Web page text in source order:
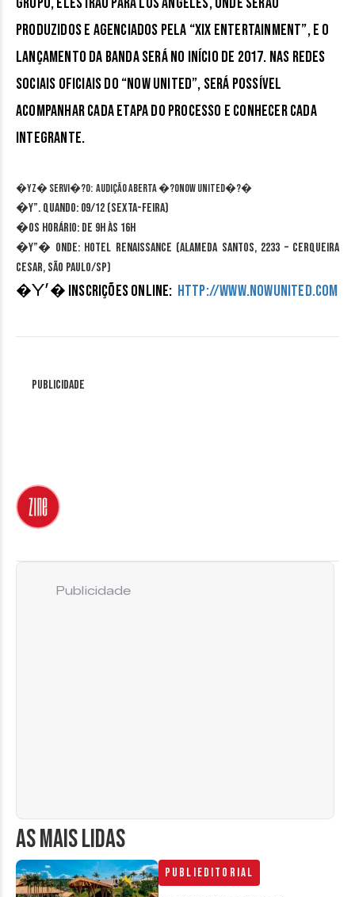
produzidos e agenciados pela “XIX Entertainment”, e o
lançamento da banda será no início de 2017. Nas redes
sociais oficiais do “Now United”, será possível
acompanhar cada etapa do processo e conhecer cada
integrante.
�YZ� SERVI�?O: Audição aberta �?oNow United�?�
�Y”. Quando: 09/12 (sexta-feira)
�Os Horário: De 9h às 16h
�Y”� Onde: Hotel Renaissance (Alameda Santos, 2233 – Cerqueira
Cesar, São Paulo/SP)
�Y’� Inscrições online: http://www.nowunited.com
Publicidade
AS MAIS LIDAS
Publieditorial
Publicidade